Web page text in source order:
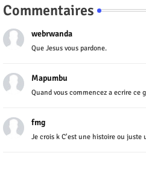
Commentaires
webrwanda
Que Jesus vous pardone.
Mapumbu
Quand vous commencez a ecrire ce
fmg
Je crois k C'est une histoire ou juste